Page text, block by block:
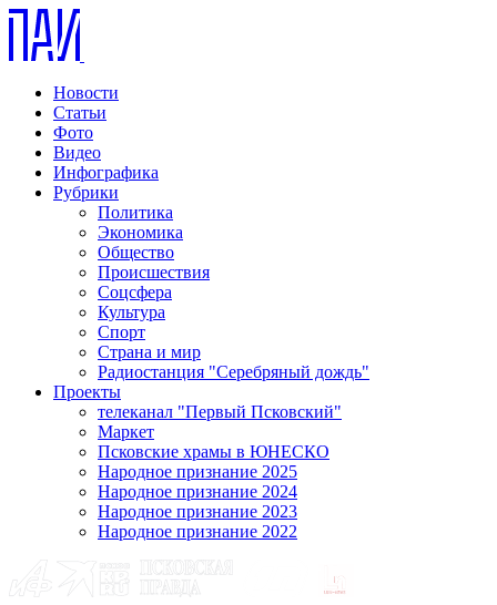
Новости
Статьи
Фото
Видео
Инфографика
Рубрики
Политика
Экономика
Общество
Происшествия
Соцсфера
Культура
Спорт
Страна и мир
Радиостанция "Серебряный дождь"
Проекты
телеканал "Первый Псковский"
Маркет
Псковские храмы в ЮНЕСКО
Народное признание 2025
Народное признание 2024
Народное признание 2023
Народное признание 2022